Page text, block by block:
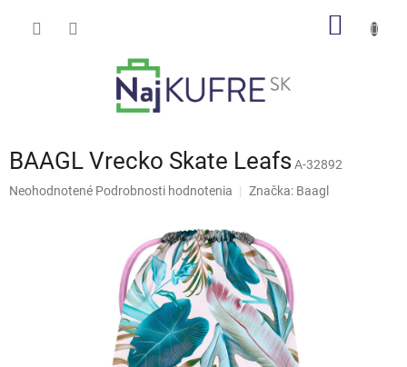
BAAGL Vrecko Skate Leafs A-32892
Priemerné
Neohodnotené Podrobnosti hodnotenia Značka: Baagl